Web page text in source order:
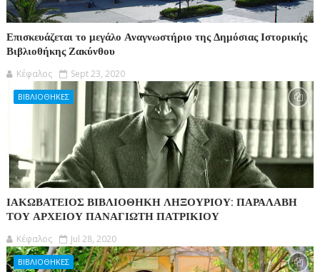
Επισκευάζεται το μεγάλο Αναγνωστήριο της Δημόσιας Ιστορικής
Βιβλιοθήκης Ζακύνθου
Κέφαλος Sept 23, 2020
ΒΙΒΛΙΟΘΗΚΕΣ
ΙΑΚΩΒΑΤΕΙΟΣ ΒΙΒΛΙΟΘΗΚΗ ΛΗΞΟΥΡΙΟΥ: ΠΑΡΑΛΑΒΗ
ΤΟΥ ΑΡΧΕΙΟΥ ΠΑΝΑΓΙΩΤΗ ΠΑΤΡΙΚΙΟΥ
Κέφαλος Jul 28, 2020
ΒΙΒΛΙΟΘΗΚΕΣ